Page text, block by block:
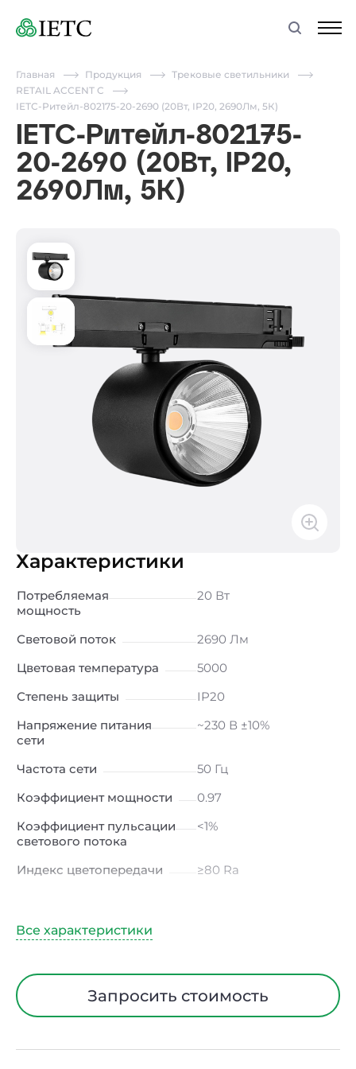
Главная Продукция
Трековые светильники
RETAIL ACCENT C
IETC-Ритейл-802175-20-2690 (20Вт, IP20, 2690Лм, 5К)
IETC-Ритейл-802175-
20-2690 (20Вт, IP20,
2690Лм, 5К)
Характеристики
Потребляемая
мощность
20 Вт
Световой поток
2690 Лм
Цветовая температура
5000
Степень защиты
IP20
Напряжение питания
сети
~230 В ±10%
Частота сети
50 Гц
Коэффициент мощности
0.97
Коэффициент пульсации
светового потока
<1%
Индекс цветопередачи
≥80 Ra
исполнение
Диапазон рабочих
температур
от +5 до +40 ℃
Запросить стоимость